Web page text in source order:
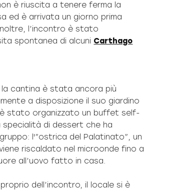
è riuscita a tenere ferma la
ed è arrivata un giorno prima
l’incontro è stato
spontanea di alcuni Carthago
cantina è stata ancora più
a disposizione il suo giardino
è stato organizzato un buffet self-
specialità di dessert che ha
l'”ostrica del Palatinato”, un
riscaldato nel microonde fino a
all’uovo fatto in casa.
dell’incontro, il locale si è